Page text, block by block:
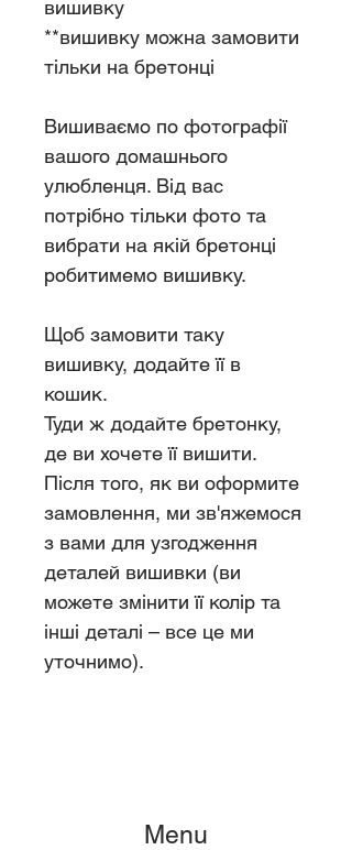
вишивку
**вишивку можна замовити
тільки на бретонці
Вишиваємо по фотографії
вашого домашнього
улюбленця. Від вас
потрібно тільки фото та
вибрати на якій бретонці
робитимемо вишивку.
Щоб замовити таку
вишивку, додайте її в
кошик.
Туди ж додайте бретонку,
де ви хочете її вишити.
Після того, як ви оформите
замовлення, ми зв'яжемося
з вами для узгодження
деталей вишивки (ви
можете змінити її колір та
інші деталі – все це ми
уточнимо).
Menu